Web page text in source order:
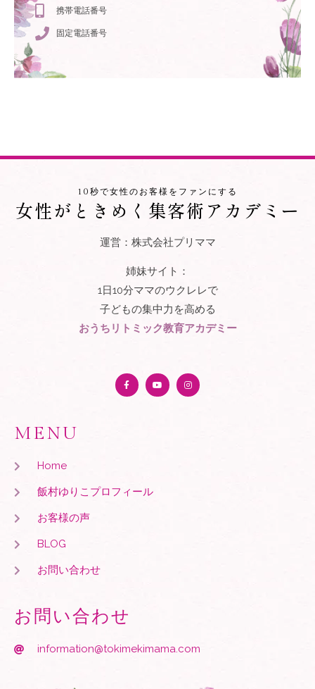
携帯電話番号
固定電話番号
10秒で女性のお客様をファンにする
女性がときめく集客術アカデミー
運営：株式会社プリママ
姉妹サイト：
1日10分ママのウクレレで
子どもの集中力を高める
おうちリトミック教育アカデミー
MENU
Home
飯村ゆりこプロフィール
お客様の声
BLOG
お問い合わせ
お問い合わせ
information@tokimekimama.com